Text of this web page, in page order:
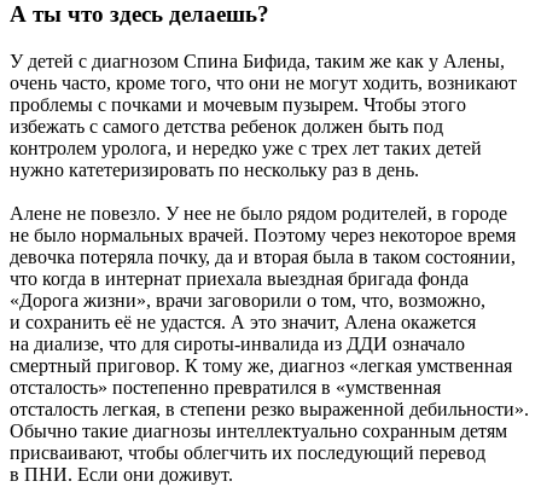
А ты что здесь делаешь?
У детей с диагнозом Спина Бифида, таким же как у Алены,
очень часто, кроме того, что они не могут ходить, возникают
проблемы с почками и мочевым пузырем. Чтобы этого
избежать с самого детства ребенок должен быть под
контролем уролога, и нередко уже с трех лет таких детей
нужно катетеризировать по нескольку раз в день.
Алене не повезло. У нее не было рядом родителей, в городе
не было нормальных врачей. Поэтому через некоторое время
девочка потеряла почку, да и вторая была в таком состоянии,
что когда в интернат приехала выездная бригада фонда
«Дорога жизни», врачи заговорили о том, что, возможно,
и сохранить её не удастся. А это значит, Алена окажется
на диализе, что для сироты-инвалида из ДДИ означало
смертный приговор. К тому же, диагноз «легкая умственная
отсталость» постепенно превратился в «умственная
отсталость легкая, в степени резко выраженной дебильности».
Обычно такие диагнозы интеллектуально сохранным детям
присваивают, чтобы облегчить их последующий перевод
в ПНИ. Если они доживут.